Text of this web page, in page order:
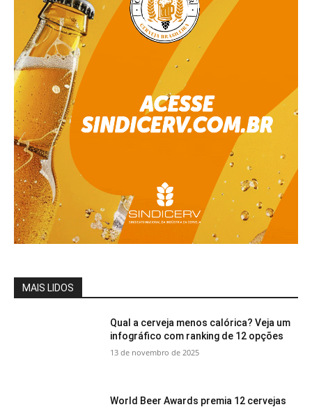
MAIS LIDOS
Qual a cerveja menos calórica? Veja um
infográfico com ranking de 12 opções
13 de novembro de 2025
World Beer Awards premia 12 cervejas